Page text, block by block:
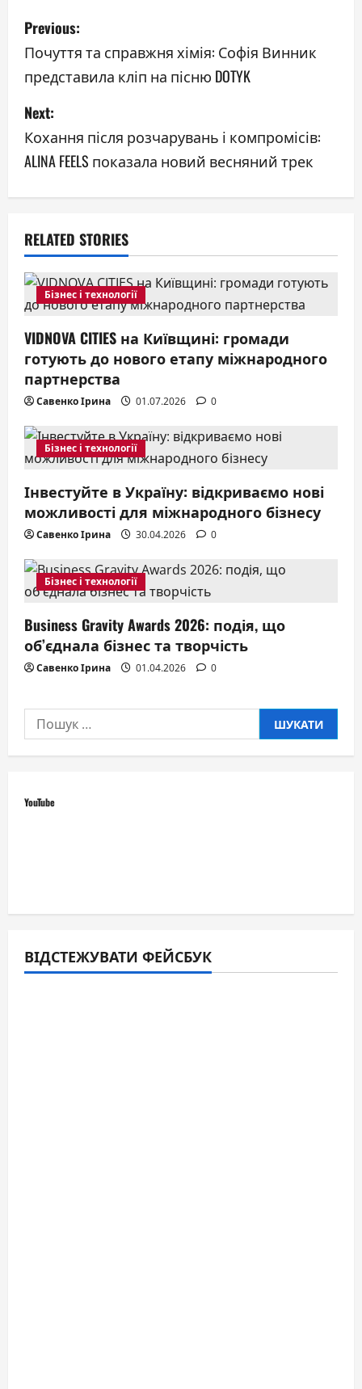
P
o
s
t
n
a
i
g
a
t
i
o
n
Previous:
Почуття та справжня хімія: Софія Винник
представила кліп на пісню DOTYK
Next:
Кохання після розчарувань і компромісів:
ALINA FEELS показала новий весняний трек
RELATED STORIES
Бізнес і технології
VIDNOVA CITIES на Київщині: громади
готують до нового етапу міжнародного
партнерства
Савенко Ірина 01.07.2026 0
Бізнес і технології
Інвестуйте в Україну: відкриваємо нові
можливості для міжнародного бізнесу
Савенко Ірина 30.04.2026 0
Бізнес і технології
Business Gravity Awards 2026: подія, що
об’єднала бізнес та творчість
Савенко Ірина 01.04.2026 0
Пошук:
YouTube
ВІДСТЕЖУВАТИ ФЕЙСБУК